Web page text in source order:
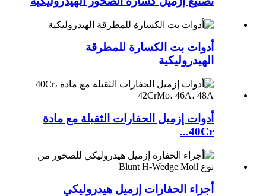
أدوات بت الكسارة للمطرقة
الهيدروليكية
أدوات إزميل الحفارات الثقيلة مع مادة
40Cr...
أجزاء الحفارات إزميل هيدروليكي